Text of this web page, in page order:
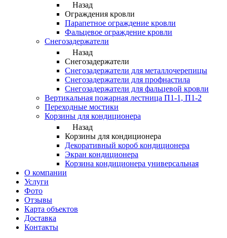
Назад
Ограждения кровли
Парапетное ограждение кровли
Фальцевое ограждение кровли
Снегозадержатели
Назад
Снегозадержатели
Снегозадержатели для металлочерепицы
Снегозадержатели для профнастила
Снегозадержатели для фальцевой кровли
Вертикальная пожарная лестница П1-1, П1-2
Переходные мостики
Корзины для кондиционера
Назад
Корзины для кондиционера
Декоративный короб кондиционера
Экран кондиционера
Корзина кондиционера универсальная
О компании
Услуги
Фото
Отзывы
Карта объектов
Доставка
Контакты